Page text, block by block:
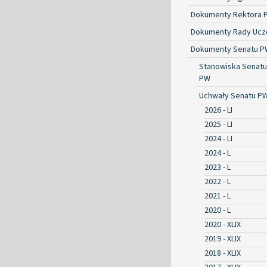
Dokumenty Rektora
Dokumenty Rady
Dokumenty Senatu
Stanowiska Senatu
PW
Uchwały Senatu
2026 - LI
2025 - LI
2024 - LI
2024 - L
2023 - L
2022 - L
2021 - L
2020 - L
2020 - XLIX
2019 - XLIX
2018 - XLIX